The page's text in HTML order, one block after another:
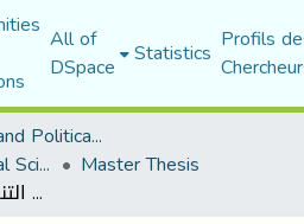
All of
DSpace Statistics Profils
Faculty of Law and Political Science
Department of Political Sciences Master Thesis
دور التعاون بين البلديات في تحقيق التنمية المحلية في الجزائر